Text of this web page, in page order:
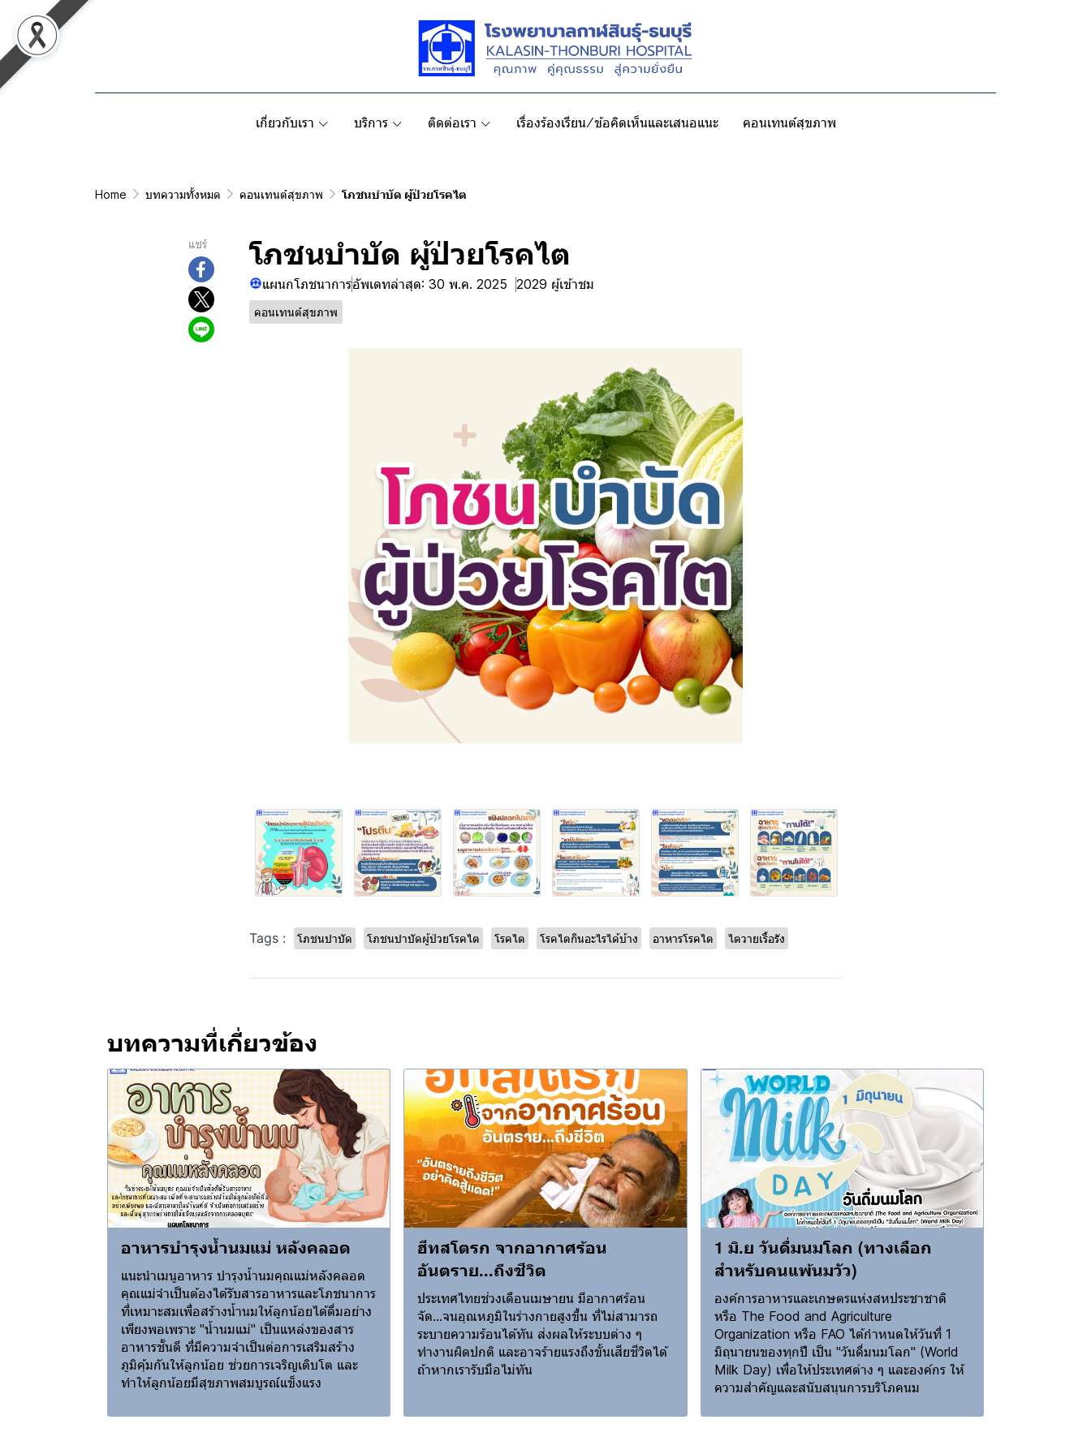
เกี่ยวกับเรา บริการ ติดต่อเรา เรื่องร้องเรียน/ข้อคิดเห็นและเสนอแนะ คอนเทนต์สุขภาพ
Home บทความทั้งหมด คอนเทนต์สุขภาพ โภชนบำบัด ผู้ป่วยโรคไต
แชร์ โภชนบำบัด ผู้ป่วยโรคไต
แผนกโภชนาการอัพเดทล่าสุด: 30 พ.ค. 2025 2029 ผู้เข้าชม
คอนเทนต์สุขภาพ
Tags : โภชนบำบัด โภชนบำบัดผู้ป่วยโรคไต โรคไต โรคไตกินอะไรได้บ้าง อาหารโรคไต ไตวายเรื้อรัง
บทความที่เกี่ยวข้อง
อาหารบำรุงน้ำนมแม่ หลังคลอด
แนะนำเมนูอาหาร บำรุงน้ำนมคุณแม่หลังคลอด
คุณแม่จำเป็นต้องได้รับสารอาหารและโภชนาการ
ที่เหมาะสมเพื่อสร้างน้ำนมให้ลูกน้อยได้ดื่มอย่าง
เพียงพอเพราะ "น้ำนมแม่" เป็นแหล่งของสาร
อาหารชั้นดี ที่มีความจำเป็นต่อการเสริมสร้าง
ภูมิคุ้มกันให้ลูกน้อย ช่วยการเจริญเติบโต และ
ทำให้ลูกน้อยมีสุขภาพสมบูรณ์แข็งแรง
ฮีทสโตรก จากอากาศร้อน
อันตราย...ถึงชีวิต
ประเทศไทยช่วงเดือนเมษายน มีอากาศร้อน
จัด...จนอุณหภูมิในร่างกายสูงขึ้น ที่ไม่สามารถ
ระบายความร้อนได้ทัน ส่งผลให้ระบบต่าง ๆ
ทำงานผิดปกติ และอาจร้ายแรงถึงขั้นเสียชีวิตได้
ถ้าหากเรารับมือไม่ทัน
1 มิ.ย วันดื่มนมโลก (ทางเลือก
สำหรับคนแพ้นมวัว)
องค์การอาหารและเกษตรแห่งสหประชาชาติ
หรือ The Food and Agriculture
Organization หรือ FAO ได้กำหนดให้วันที่ 1
มิถุนายนของทุกปี เป็น "วันดื่มนมโลก" (World
Milk Day) เพื่อให้ประเทศต่าง ๆ และองค์กร ให้
ความสำคัญและสนับสนุนการบริโภคนม